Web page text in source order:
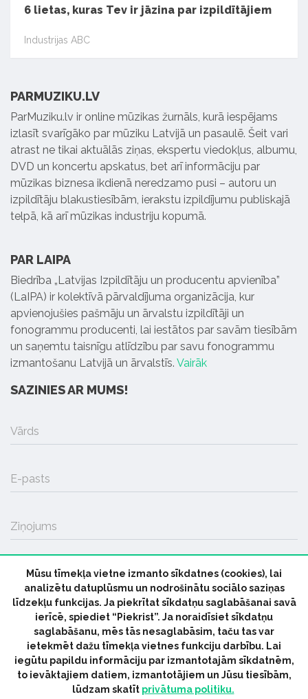
6 lietas, kuras Tev ir jāzina par izpildītājiem
Industrijas ABC
PARMUZIKU.LV
ParMuziku.lv ir online mūzikas žurnāls, kurā iespējams
izlasīt svarīgāko par mūziku Latvijā un pasaulē. Šeit vari
atrast ne tikai aktuālās ziņas, ekspertu viedokļus, albumu,
DVD un koncertu apskatus, bet arī informāciju par
mūzikas biznesa ikdienā neredzamo pusi – autoru un
izpildītāju blakustiesībām, ierakstu izpildījumu publiskajā
telpā, kā arī mūzikas industriju kopumā.
PAR LAIPA
Biedrība „Latvijas Izpildītāju un producentu apvienība”
(LaIPA) ir kolektīvā pārvaldījuma organizācija, kur
apvienojušies pašmāju un ārvalstu izpildītāji un
fonogrammu producenti, lai iestātos par savām tiesībām
un saņemtu taisnīgu atlīdzību par savu fonogrammu
izmantošanu Latvijā un ārvalstīs. Vairāk
SAZINIES AR MUMS!
Vārds
E-pasts
Ziņojums
SŪTĪT
© 2026 parmuziku.lv, visas tiesības paturētas
ParMuziku.lv Mūzikas Ziņas Industrijas Ziņas
Mūsu tīmekļa vietne izmanto sīkdatnes (cookies), lai
analizētu datuplūsmu un nodrošinātu sociālo saziņas
līdzekļu funkcijas. Ja piekrītat sīkdatņu saglabāšanai savā
ierīcē, spiediet “Piekrist”. Ja noraidīsiet sīkdatņu
saglabāšanu, mēs tās nesaglabāsim, taču tas var
ietekmēt dažu tīmekļa vietnes funkciju darbību. Lai
iegūtu papildu informāciju par izmantotajām sīkdatnēm,
to ievāktajiem datiem, izmantotājiem un Jūsu tiesībām,
lūdzam skatīt privātuma politiku.